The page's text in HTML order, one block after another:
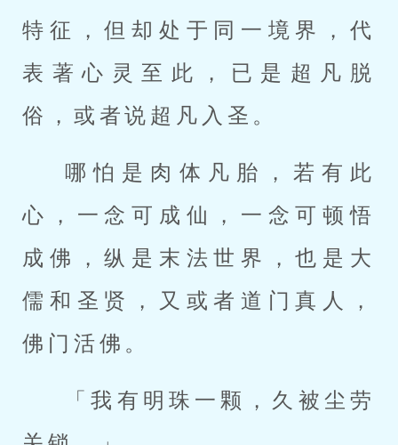
特征，但却处于同一境界，代
表著心灵至此，已是超凡脱
俗，或者说超凡入圣。
哪怕是肉体凡胎，若有此
心，一念可成仙，一念可顿悟
成佛，纵是末法世界，也是大
儒和圣贤，又或者道门真人，
佛门活佛。
「我有明珠一颗，久被尘劳